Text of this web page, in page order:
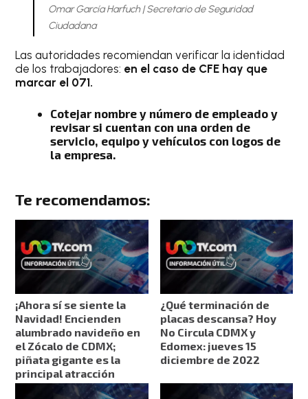
Omar García Harfuch | Secretario de Seguridad
Ciudadana
Las autoridades recomiendan verificar la identidad
de los trabajadores: en el caso de CFE hay que
marcar el 071.
Cotejar nombre y número de empleado y
revisar si cuentan con una orden de
servicio, equipo y vehículos con logos de
la empresa.
Te recomendamos:
¡Ahora sí se siente la
Navidad! Encienden
alumbrado navideño en
el Zócalo de CDMX;
piñata gigante es la
principal atracción
¿Qué terminación de
placas descansa? Hoy
No Circula CDMX y
Edomex: jueves 15
diciembre de 2022